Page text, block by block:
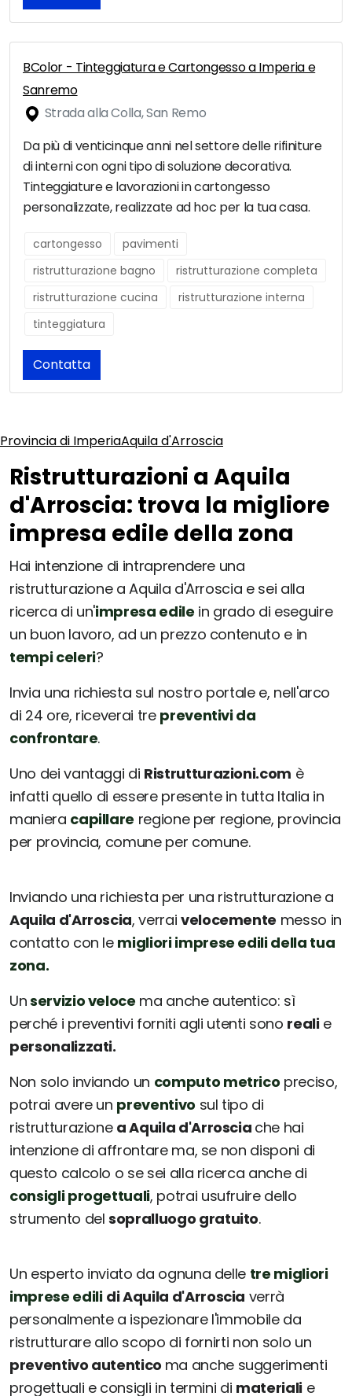
BColor - Tinteggiatura e Cartongesso a Imperia e
Sanremo
Strada alla Colla, San Remo
Da più di venticinque anni nel settore delle rifiniture
di interni con ogni tipo di soluzione decorativa.
Tinteggiature e lavorazioni in cartongesso
personalizzate, realizzate ad hoc per la tua casa.
cartongesso
pavimenti
ristrutturazione bagno
ristrutturazione completa
ristrutturazione cucina
ristrutturazione interna
tinteggiatura
Contatta
Provincia di ImperiaAquila d'Arroscia
Ristrutturazioni a Aquila
d'Arroscia: trova la migliore
impresa edile della zona
Hai intenzione di intraprendere una
ristrutturazione a Aquila d'Arroscia e sei alla
ricerca di un'impresa edile in grado di eseguire
un buon lavoro, ad un prezzo contenuto e in
tempi celeri?
Invia una richiesta sul nostro portale e, nell'arco
di 24 ore, riceverai tre preventivi da
confrontare.
Uno dei vantaggi di Ristrutturazioni.com è
infatti quello di essere presente in tutta Italia in
maniera capillare regione per regione, provincia
per provincia, comune per comune.
Inviando una richiesta per una ristrutturazione a
Aquila d'Arroscia, verrai velocemente messo in
contatto con le migliori imprese edili della tua
zona.
Unservizio veloce ma anche autentico: sì
perché i preventivi forniti agli utenti sono realie
personalizzati.
Non solo inviando un computo metrico preciso,
potrai avere un preventivo sul tipo di
ristrutturazione a Aquila d'Arroscia che hai
intenzione di affrontare ma, se non disponi di
questo calcolo o se sei alla ricerca anche di
consigli progettuali, potrai usufruire dello
strumento delsopralluogo gratuito.
Un esperto inviato da ognuna delle tre migliori
imprese edili di Aquila d'Arroscia verrà
personalmente a ispezionare l'immobile da
ristrutturare allo scopo di fornirti non solo un
preventivo autentico ma anche suggerimenti
progettuali e consigli in termini di materialie